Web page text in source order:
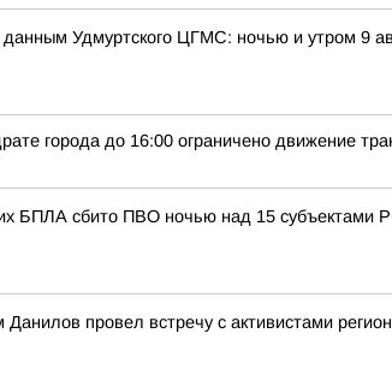
Удмуртского ЦГМС: ночью и утром 9
города до 16:00 ограничено движение
БПЛА сбито ПВО ночью над 15 субъектами
провел встречу с активистами